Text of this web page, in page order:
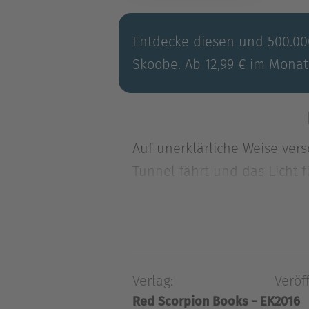
Entdecke diesen und
Skoobe. Ab 12,99 € im
Auf unerklärliche Weise
Tunnel fährt und das Licht
Auf unerklärliche Weise
grausame Entdeckung.
Verlag:
Red Scorpion Books - EK2016